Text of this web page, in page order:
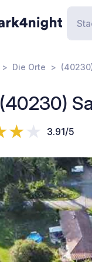
Die Orte
(40230)
3.91/5